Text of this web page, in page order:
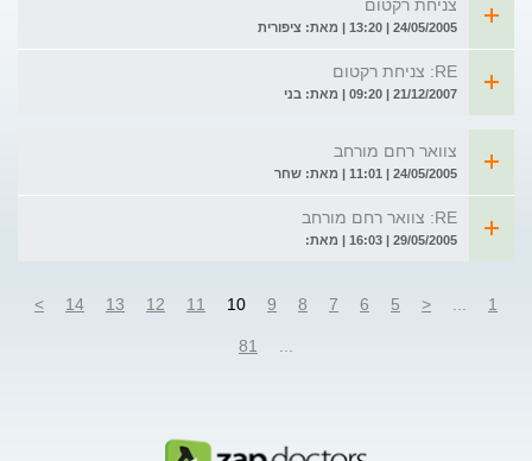
צניחת רקטום
24/05/2005 | 13:20 | מאת: ציפורית
RE: צניחת רקטום
21/12/2007 | 09:20 | מאת: בני
צוואר רחם מורחב
24/05/2005 | 11:01 | מאת: שחר
RE: צוואר רחם מורחב
29/05/2005 | 16:03 | מאת:
1
<
5
6
7
8
9
10
11
12
13
14
>
81